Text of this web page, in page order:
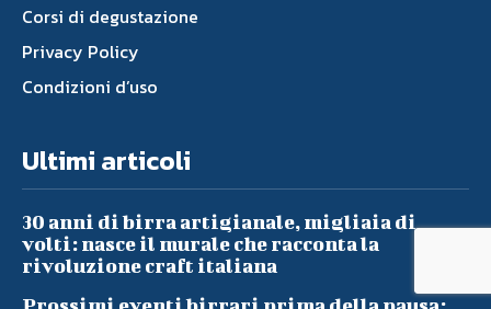
Corsi di degustazione
Privacy Policy
Condizioni d’uso
Ultimi articoli
30 anni di birra artigianale, migliaia di
volti: nasce il murale che racconta la
rivoluzione craft italiana